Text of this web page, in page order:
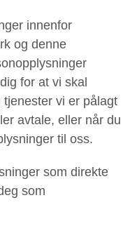
innenfor
og denne
for at vi skal
vi er pålagt
avtale, eller når du
til oss.
som direkte
som